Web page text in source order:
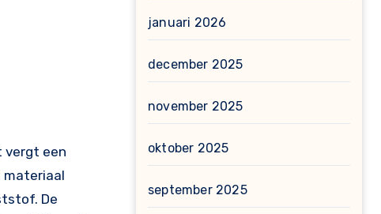
vergt een
materiaal
De
januari 2026
december 2025
november 2025
oktober 2025
september 2025